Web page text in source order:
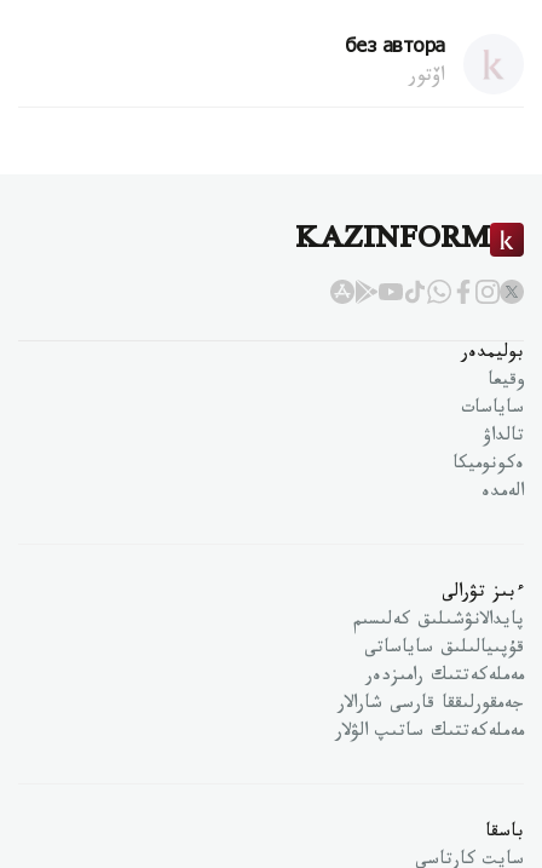
без автора
اۆتور
KAZINFORM
بوليمدەر
وقيعا
ساياسات
تالداۋ
ەكونوميكا
الەمدە
ءبىز تۋرالى
پايدالانۋشىلىق كەلىسىم
قۇپىيالىلىق ساياساتى
مەملەكەتتىك رامىزدەر
جەمقورلىققا قارسى شارالار
مەملەكەتتىك ساتىپ الۋلار
باسقا
سايت كارتاسى